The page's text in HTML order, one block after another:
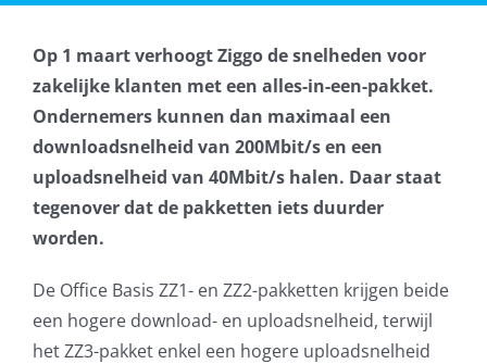
VOIP
Microsoft NCE
AVG
Glasvezelverbindingen
Op 1 maart verhoogt Ziggo de snelheden voor
zakelijke klanten met een alles-in-een-pakket.
Ondernemers kunnen dan maximaal een
downloadsnelheid van 200Mbit/s en een
uploadsnelheid van 40Mbit/s halen. Daar staat
tegenover dat de pakketten iets duurder
worden.
De Office Basis ZZ1- en ZZ2-pakketten krijgen beide
een hogere download- en uploadsnelheid, terwijl
het ZZ3-pakket enkel een hogere uploadsnelheid